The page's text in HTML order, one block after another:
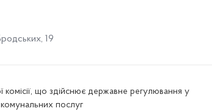
19
комісії, що здійснює державне регулювання у
послуг